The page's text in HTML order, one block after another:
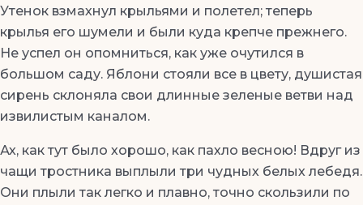
Утенок взмахнул крыльями и полетел; теперь
крылья его шумели и были куда крепче прежнего.
Не успел он опомниться, как уже очутился в
большом саду. Яблони стояли все в цвету, душистая
сирень склоняла свои длинные зеленые ветви над
извилистым каналом.
Ах, как тут было хорошо, как пахло весною! Вдруг из
чащи тростника выплыли три чудных белых лебедя.
Они плыли так легко и плавно, точно скользили по